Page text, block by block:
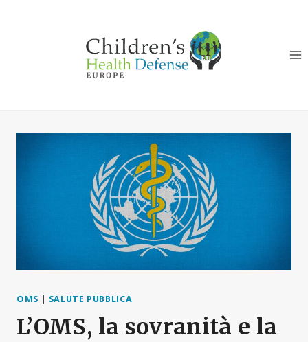
OMS | SALUTE PUBBLICA
L’OMS, la sovranità e la